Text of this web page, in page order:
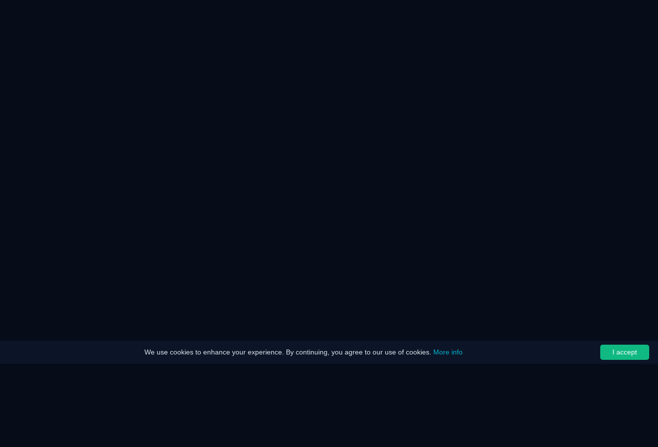
I accept
We use cookies to enhance your experience. By continuing, you agree to our use of cookies. More info